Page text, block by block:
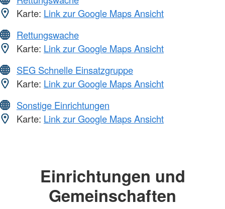
Karte: Link zur Google Maps Ansicht
Rettungswache
Karte: Link zur Google Maps Ansicht
SEG Schnelle Einsatzgruppe
Karte: Link zur Google Maps Ansicht
Sonstige Einrichtungen
Karte: Link zur Google Maps Ansicht
Einrichtungen und
Gemeinschaften